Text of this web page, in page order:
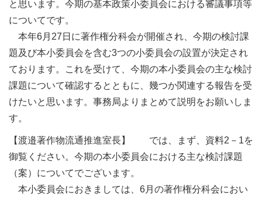
と思います。今期の基本政策小委員会における審議事項等
についてです。
本年6月27日に著作権分科会が開催され、今期の検討課
題及び本小委員会を含む3つの小委員会の設置が決定され
ております。これを受けて、今期の本小委員会の主な検討
課題について確認するとともに、幾つか関連する報告を受
けたいと思います。事務局よりまとめて説明をお願いしま
す。
【渡邉著作物流通推進室長】 では、まず、資料2－1を
御覧ください。今期の本小委員会における主な検討課題
（案）についてでございます。
本小委員会におきましては、6月の著作権分科会におい